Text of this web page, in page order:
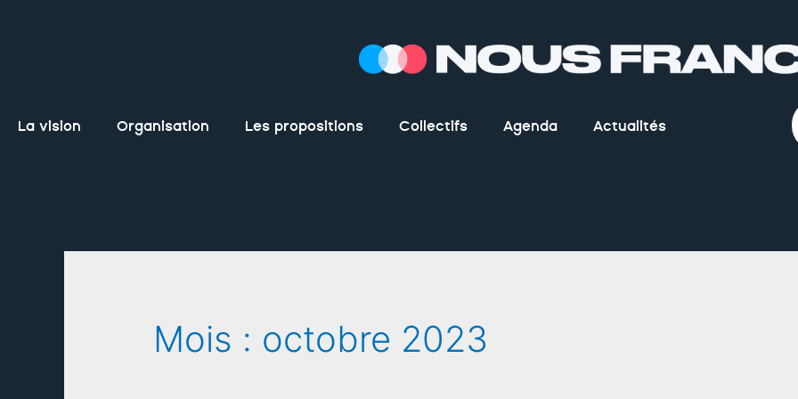
La vision Organisation Les propositions Collectifs Agenda Actualités
Mois : octobre 2023